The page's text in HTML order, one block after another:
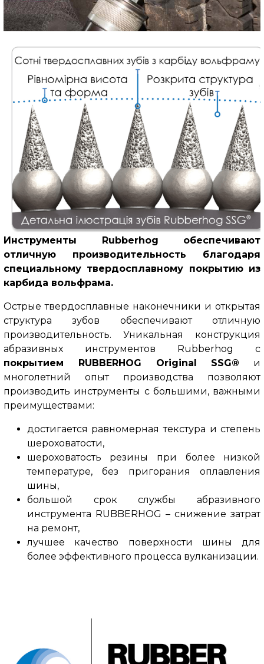
Инструменты Rubberhog обеспечивают
отличную производительность благодаря
специальному твердосплавному покрытию из
карбида вольфрама.
Острые твердосплавные наконечники и открытая
структура зубов обеспечивают отличную
производительность. Уникальная конструкция
абразивных инструментов Rubberhog с
покрытием RUBBERHOG Original SSG® и
многолетний опыт производства позволяют
производить инструменты с большими, важными
преимуществами:
достигается равномерная текстура и степень
шероховатости,
шероховатость резины при более низкой
температуре, без пригорания оплавления
шины,
большой срок службы абразивного
инструмента RUBBERHOG – снижение затрат
на ремонт,
лучшее качество поверхности шины для
более эффективного процесса вулканизации.